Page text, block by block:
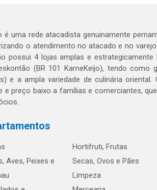
é uma rede atacadista genuinamente
o atendimento no atacado e no
possui 4 lojas amplas e
(BR 101 KarneKeijo), tendo
e a ampla variedade de culinária
e preço baixo a famílias e comerciantes,
Aves, Peixes e
Hortifruti, Frutas
Secas, Ovos e Pães
Limpeza